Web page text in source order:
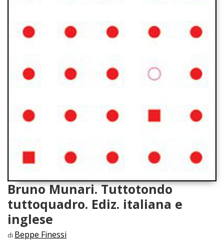
Bruno Munari. Tuttotondo
tuttoquadro. Ediz. italiana e
inglese
di Beppe Finessi